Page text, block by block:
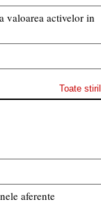
valoarea activelor in
Toate
aferente